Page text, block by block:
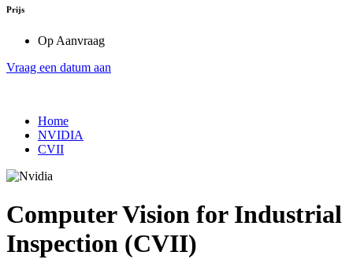
Prijs
Op Aanvraag
Vraag een datum aan
Home
NVIDIA
CVII
Computer Vision for Industrial
Inspection (CVII)